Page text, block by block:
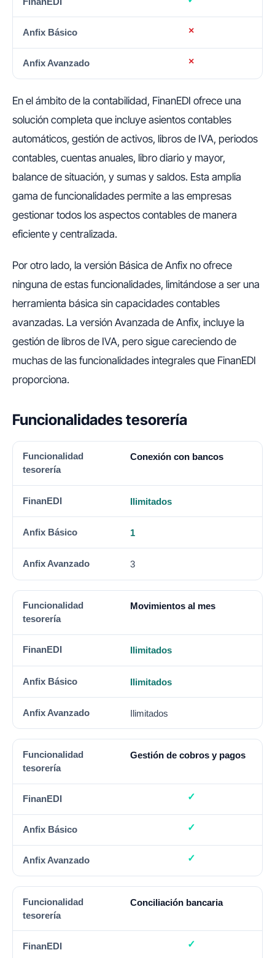
En el ámbito de la contabilidad, FinanEDI ofrece una
solución completa que incluye asientos contables
automáticos, gestión de activos, libros de IVA, periodos
contables, cuentas anuales, libro diario y mayor,
balance de situación, y sumas y saldos. Esta amplia
gama de funcionalidades permite a las empresas
gestionar todos los aspectos contables de manera
eficiente y centralizada.
Por otro lado, la versión Básica de Anfix no ofrece
ninguna de estas funcionalidades, limitándose a ser una
herramienta básica sin capacidades contables
avanzadas. La versión Avanzada de Anfix, incluye la
gestión de libros de IVA, pero sigue careciendo de
muchas de las funcionalidades integrales que FinanEDI
proporciona.
Funcionalidades tesorería
FUNCIONALIDAD TESORERÍA FINANEDI
Conexión con bancos
Ilimitados
1
3
Movimientos al mes
Ilimitados
Ilimitados
Ilimitados
Gestión de cobros y pagos
Conciliación bancaria